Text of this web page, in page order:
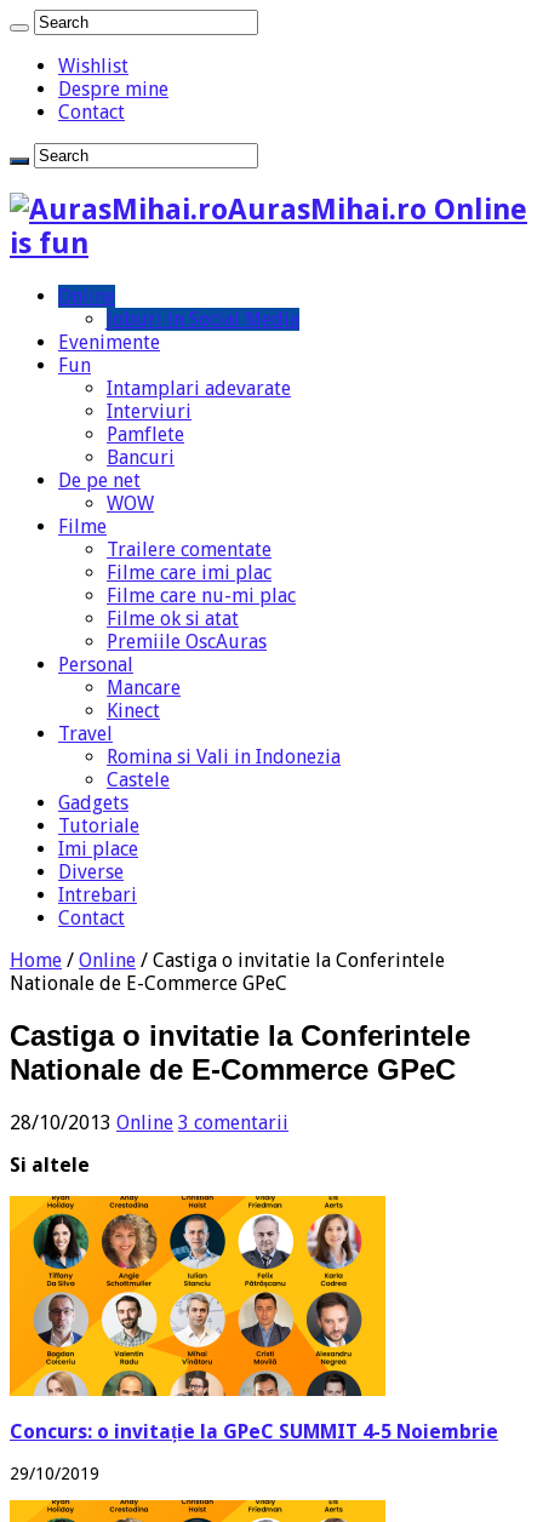
Wishlist
Despre mine
Contact
AurasMihai.ro Online
is fun
Online
Joburi in Social Media
Evenimente
Fun
Intamplari adevarate
Interviuri
Pamflete
Bancuri
De pe net
WOW
Filme
Trailere comentate
Filme care imi plac
Filme care nu-mi plac
Filme ok si atat
Premiile OscAuras
Personal
Mancare
Kinect
Travel
Romina si Vali in Indonezia
Castele
Gadgets
Tutoriale
Imi place
Diverse
Intrebari
Contact
Home / Online / Castiga o invitatie la Conferintele
Nationale de E-Commerce GPeC
Castiga o invitatie la Conferintele
Nationale de E-Commerce GPeC
28/10/2013 Online 3 comentarii
Si altele
Concurs: o invitație la GPeC SUMMIT 4-5 Noiembrie
29/10/2019